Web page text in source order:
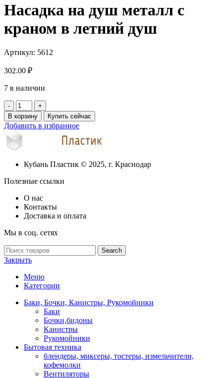
Насадка на душ металл с
краном в летний душ
Артикул: 5612
302.00 ₽
7 в наличии
Количество
товара
Насадка
на
душ
металл
краном
летний
душ
В корзину Купить сейчас
Добавить в избранное
Кубань Пластик © 2025, г. Краснодар
Полезные ссылки
О нас
Контакты
Доставка и оплата
Мы в соц. сетях
Search
Закрыть
Меню
Категории
Баки, Бочки, Канистры, Рукомойники
Баки
Бочки,бидоны
Канистры
Рукомойники
Бытовая техника
блендеры, миксеры, тостеры, измельчители,
кофемолки
Вентиляторы